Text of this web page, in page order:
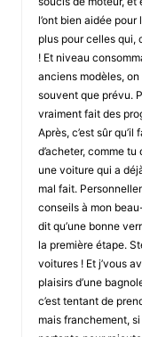
l’ont bien aidée
plus pour celles qui,
! Et niveau
anciens modèles,
souvent que prévu.
vraiment fait des
Après, c’est sûr
d’acheter, comme
une voiture qui a
mal fait.
conseils à mon
dit qu’une bonne
la première étape.
voitures ! Et j’vous
plaisirs d’une
c’est tentant de
mais franchement,